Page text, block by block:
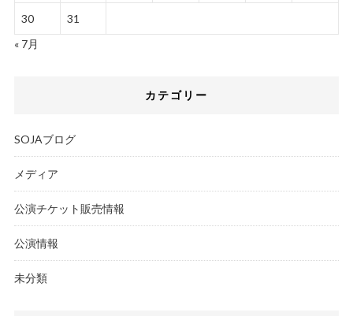
30
31
« 7月
カテゴリー
SOJAブログ
メディア
公演チケット販売情報
公演情報
未分類